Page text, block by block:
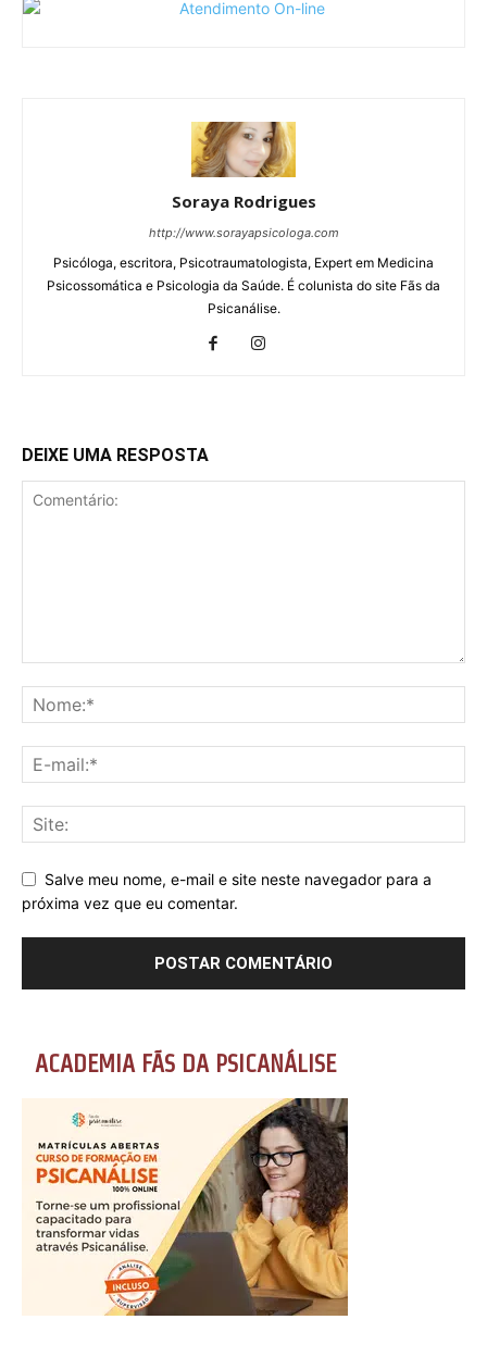
Soraya Rodrigues
http://www.sorayapsicologa.com
Psicóloga, escritora, Psicotraumatologista, Expert em Medicina
Psicossomática e Psicologia da Saúde. É colunista do site Fãs da
Psicanálise.
DEIXE UMA RESPOSTA
Salve meu nome, e-mail e site neste navegador para a
próxima vez que eu comentar.
ACADEMIA FÃS DA PSICANÁLISE